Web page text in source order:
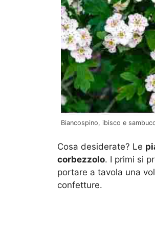
Biancospino, ibisco e
Cosa desiderate? Le
corbezzolo. I primi si
portare a tavola una
confetture.